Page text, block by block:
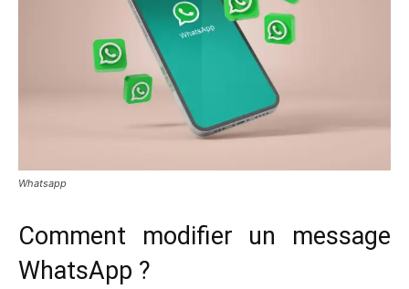
Whatsapp
Comment modifier un message
WhatsApp ?